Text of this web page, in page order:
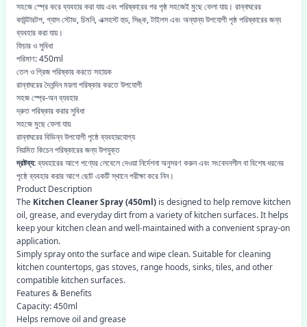
সহজে স্প্রে করে ব্যবহার করা যায় এবং পরিষ্কারের পর পৃষ্ঠ সহজেই মুছে ফেলা যায়। রান্নাঘরের
কাউন্টারটপ, গ্যাস স্টোভ, চিমনি, এক্সহস্ট হুড, সিঙ্ক, টাইলস এবং অন্যান্য উপযোগী পৃষ্ঠ পরিষ্কারের জন্য
ব্যবহার করা যায়।
ফিচার ও সুবিধা
পরিমাণ: 450ml
তেল ও গ্রিজ পরিষ্কার করতে সহায়ক
রান্নাঘরের দৈনন্দিন ময়লা পরিষ্কার করতে উপযোগী
সহজ স্প্রে-অন ব্যবহার
দ্রুত পরিষ্কার করার সুবিধা
সহজে মুছে ফেলা যায়
রান্নাঘরের বিভিন্ন উপযোগী পৃষ্ঠে ব্যবহারযোগ্য
নিয়মিত কিচেন পরিষ্কারের জন্য উপযুক্ত
দ্রষ্টব্য:ব্যবহারের আগে পণ্যের লেবেলে দেওয়া নির্দেশনা অনুসরণ করুন এবং সংবেদনশীল বা বিশেষ ধরনের
পৃষ্ঠে ব্যবহার করার আগে ছোট একটি স্থানে পরীক্ষা করে নিন।
Product Description
The Kitchen Cleaner Spray (450ml) is designed to help remove kitchen
oil, grease, and everyday dirt from a variety of kitchen surfaces. It helps
keep your kitchen clean and well-maintained with a convenient spray-on
application.
Simply spray onto the surface and wipe clean. Suitable for cleaning
kitchen countertops, gas stoves, range hoods, sinks, tiles, and other
compatible kitchen surfaces.
Features & Benefits
Capacity: 450ml
Helps remove oil and grease